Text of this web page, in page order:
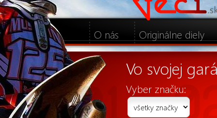
O nás Originálne diely